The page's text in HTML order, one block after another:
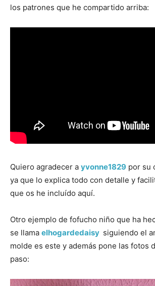
los patrones que he compartido arriba:
Quiero agradecer a yvonne1829 por su
ya que lo explica todo con detalle y
que os he incluído aquí.
Otro ejemplo de fofucho niño que ha
se llama elhogardedaisy siguiendo el
molde es este y además pone las fotos
paso: